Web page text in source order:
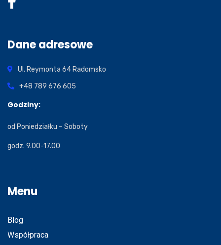
Dane adresowe
Ul. Reymonta 64 Radomsko
+48 789 676 605
Godziny:
od Poniedziałku – Soboty
godz. 9.00-17.00
Menu
Blog
Współpraca